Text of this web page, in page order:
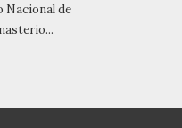
Nacional de